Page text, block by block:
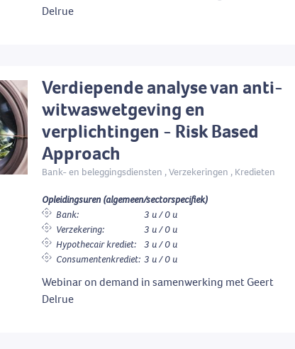
Delrue
Verdiepende analyse van anti-
witwaswetgeving en
verplichtingen - Risk Based
Approach
Bank- en beleggingsdiensten , Verzekeringen , Kredieten
Opleidingsuren (algemeen/sectorspecifiek)
Bank:
3 u / 0 u
Verzekering:
3 u / 0 u
Hypothecair krediet: 3 u / 0 u
Consumentenkrediet: 3 u / 0 u
Webinar on demand in samenwerking met Geert
Delrue